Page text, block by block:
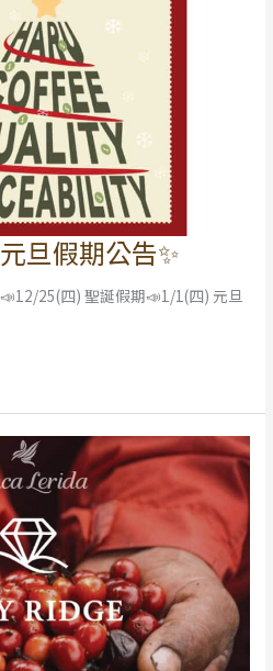
旦假期公告✨
25(四) 聖誕假期📣1/1(四) 元旦